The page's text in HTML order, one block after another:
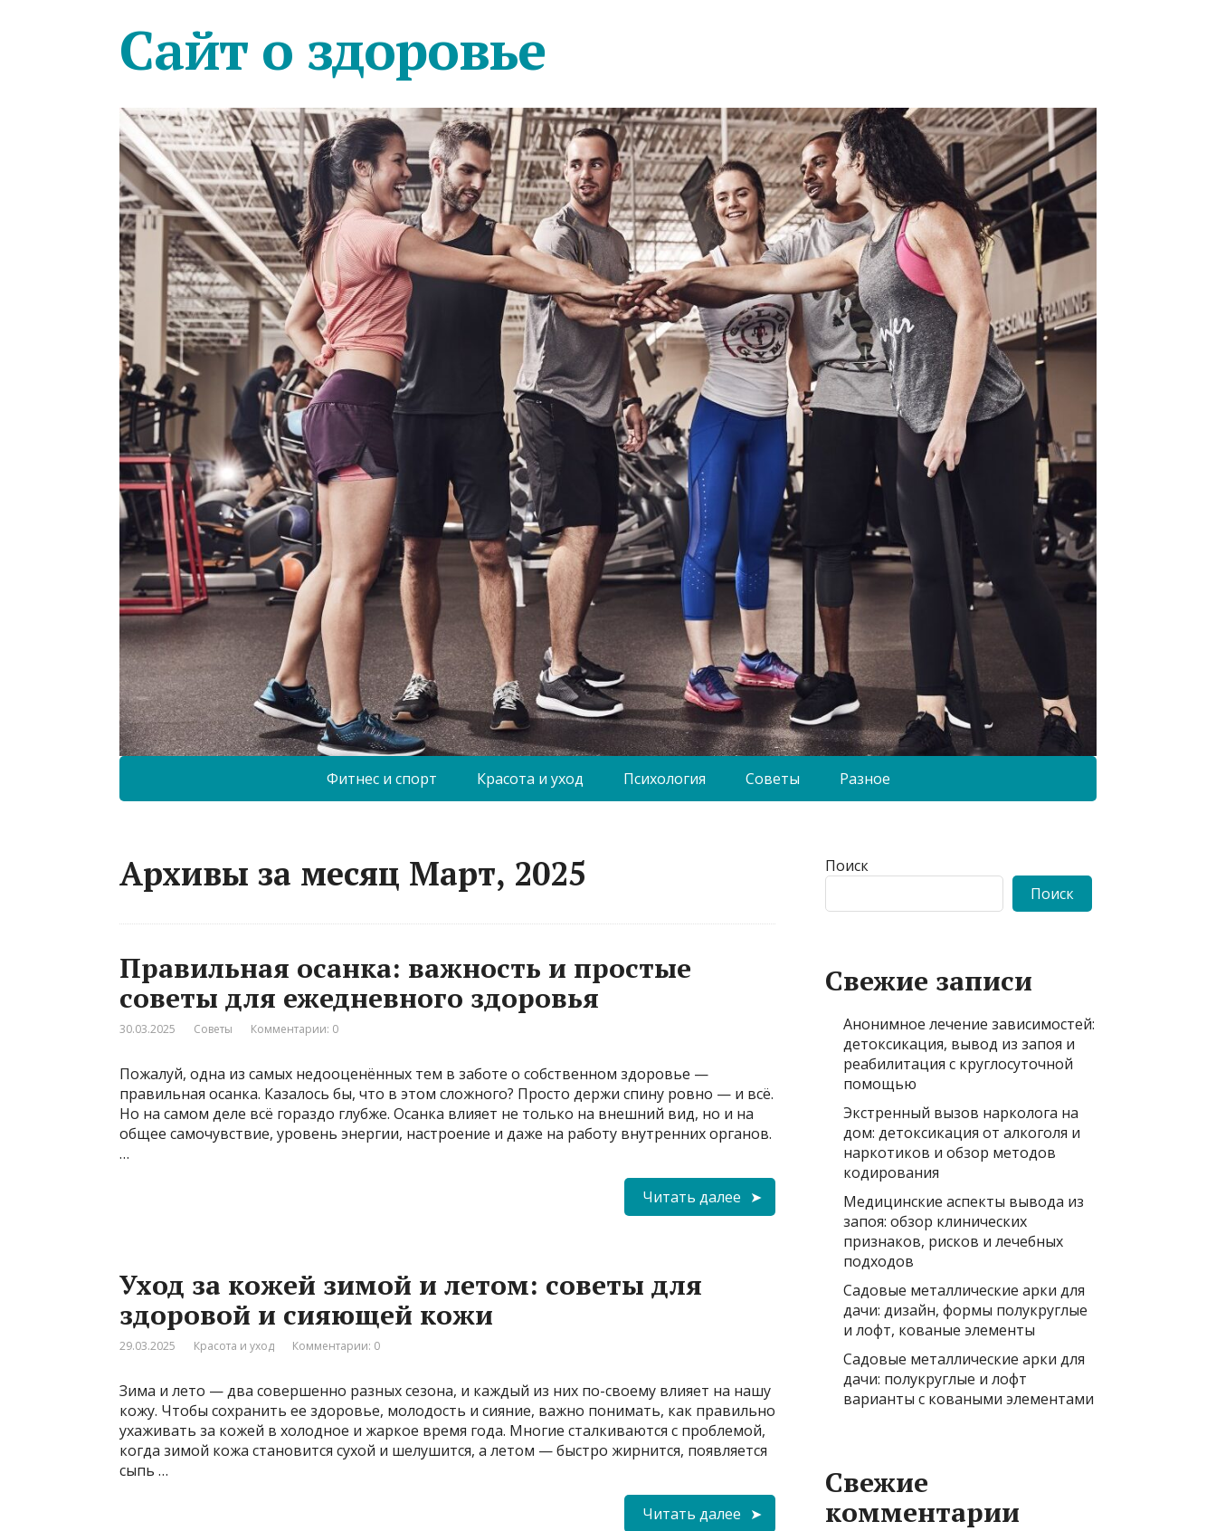
Сайт о здоровье
Фитнес и спорт Красота и уход Психология Советы Разное
Архивы за месяц Март, 2025
Правильная осанка: важность и простые
советы для ежедневного здоровья
30.03.2025 Советы Комментарии: 0
Пожалуй, одна из самых недооценённых тем в заботе о собственном здоровье —
правильная осанка. Казалось бы, что в этом сложного? Просто держи спину ровно — и всё.
Но на самом деле всё гораздо глубже. Осанка влияет не только на внешний вид, но и на
общее самочувствие, уровень энергии, настроение и даже на работу внутренних органов.
…
Читать далее
Уход за кожей зимой и летом: советы для
здоровой и сияющей кожи
29.03.2025 Красота и уход Комментарии: 0
Зима и лето — два совершенно разных сезона, и каждый из них по-своему влияет на нашу
кожу. Чтобы сохранить ее здоровье, молодость и сияние, важно понимать, как правильно
ухаживать за кожей в холодное и жаркое время года. Многие сталкиваются с проблемой,
когда зимой кожа становится сухой и шелушится, а летом — быстро жирнится, появляется
сыпь …
Читать далее
Поиск
Поиск
Свежие записи
Анонимное лечение зависимостей:
детоксикация, вывод из запоя и
реабилитация с круглосуточной
помощью
Экстренный вызов нарколога на
дом: детоксикация от алкоголя и
наркотиков и обзор методов
кодирования
Медицинские аспекты вывода из
запоя: обзор клинических
признаков, рисков и лечебных
подходов
Садовые металлические арки для
дачи: дизайн, формы полукруглые
и лофт, кованые элементы
Садовые металлические арки для
дачи: полукруглые и лофт
варианты с коваными элементами
Свежие
комментарии